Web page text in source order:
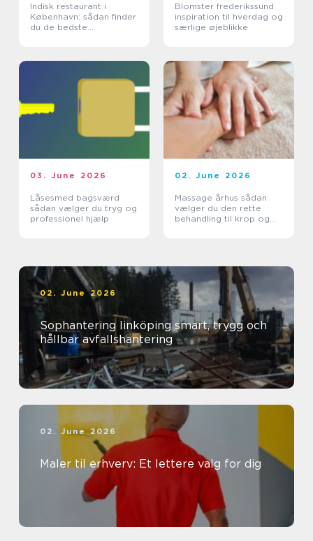
Indisk restaurant i
København: sådan finder
du de bedste
Blomster frederikssund
inspiration til hverdag og
særlige øjeblikke
03. June 2026
Låsesmed bagsværd
sådan vælger du tryg og
professionel hjælp
02. June 2026
Massage århus sådan
vælger du den rette
behandling til krop og
02. June 2026
Sophantering linköping smart, trygg och
hållbar avfallshantering
02. June 2026
Maler til erhverv: Et lettere valg for dig